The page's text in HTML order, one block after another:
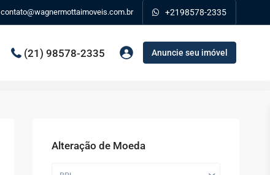
contato@wagnermottaimoveis.com.br +2198578-2335
(21) 98578-2335 Anuncie seu imóvel
Alteração de Moeda